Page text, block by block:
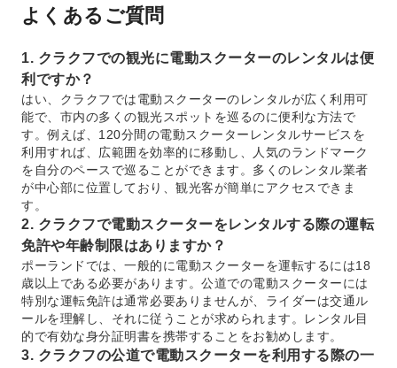
よくあるご質問
1. クラクフでの観光に電動スクーターのレンタルは便
利ですか？
はい、クラクフでは電動スクーターのレンタルが広く利用可
能で、市内の多くの観光スポットを巡るのに便利な方法で
す。例えば、120分間の電動スクーターレンタルサービスを
利用すれば、広範囲を効率的に移動し、人気のランドマーク
を自分のペースで巡ることができます。多くのレンタル業者
が中心部に位置しており、観光客が簡単にアクセスできま
す。
2. クラクフで電動スクーターをレンタルする際の運転
免許や年齢制限はありますか？
ポーランドでは、一般的に電動スクーターを運転するには18
歳以上である必要があります。公道での電動スクーターには
特別な運転免許は通常必要ありませんが、ライダーは交通ル
ールを理解し、それに従うことが求められます。レンタル目
的で有効な身分証明書を携帯することをお勧めします。
3. クラクフの公道で電動スクーターを利用する際の一